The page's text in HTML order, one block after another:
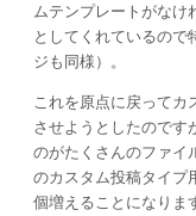
ムテンプレートがなけ
としてくれているので
ジも同様）。
これを原点に戻ってカ
させようとしたのです
のがたくさんのファイ
のカスタム投稿タイプ
個増えることになりま